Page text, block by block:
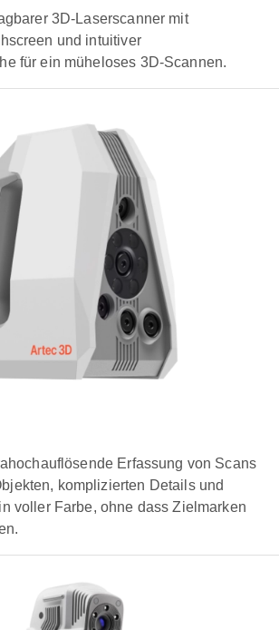
3D-Laserscanner mit
und intuitiver
für ein müheloses 3D-Scannen.
Erfassung von Scans
komplizierten Details und
voller Farbe, ohne dass Zielmarken